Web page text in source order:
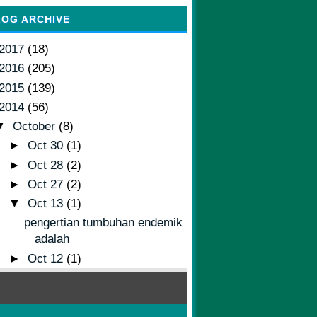
ARCHIVE
(18)
(205)
2015 (139)
(56)
October (8)
► Oct 30 (1)
► Oct 28 (2)
► Oct 27 (2)
▼ Oct 13 (1)
pengertian tumbuhan endemik
adalah
► Oct 12 (1)